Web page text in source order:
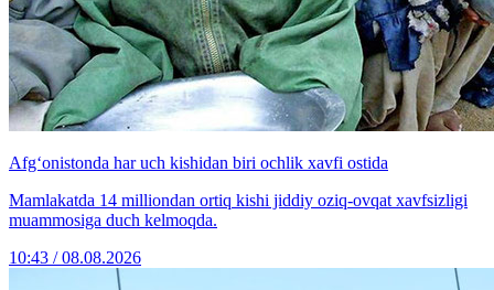
Afg‘onistonda har uch kishidan biri ochlik xavfi ostida
Mamlakatda 14 milliondan ortiq kishi jiddiy oziq-ovqat xavfsizligi
muammosiga duch kelmoqda.
10:43 / 08.08.2026